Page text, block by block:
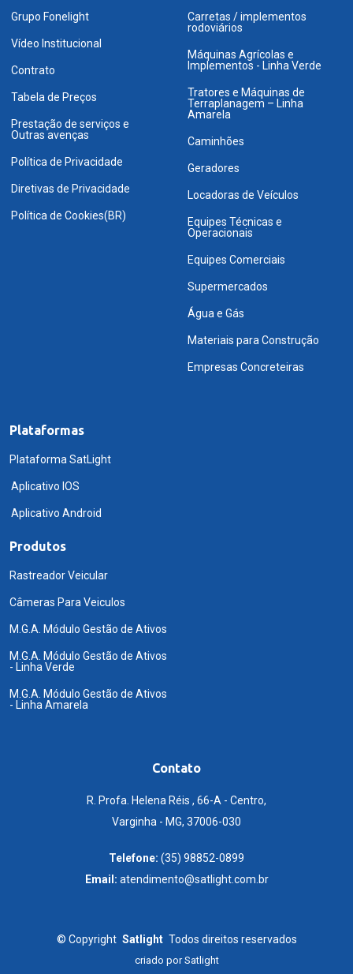
Grupo Fonelight
Vídeo Institucional
Contrato
Tabela de Preços
Prestação de serviços e
Outras avenças
Política de Privacidade
Diretivas de Privacidade
Política de Cookies(BR)
Carretas / implementos
rodoviários
Máquinas Agrícolas e
Implementos - Linha Verde
Tratores e Máquinas de
Terraplanagem – Linha
Amarela
Caminhões
Geradores
Locadoras de Veículos
Equipes Técnicas e
Operacionais
Equipes Comerciais
Supermercados
Água e Gás
Materiais para Construção
Empresas Concreteiras
Plataformas
Plataforma SatLight
Aplicativo IOS
Aplicativo Android
Produtos
Rastreador Veicular
Câmeras Para Veiculos
M.G.A. Módulo Gestão de Ativos
M.G.A. Módulo Gestão de Ativos
- Linha Verde
M.G.A. Módulo Gestão de Ativos
- Linha Amarela
Contato
R. Profa. Helena Réis , 66-A - Centro,
Varginha - MG, 37006-030
Telefone: (35) 98852-0899
Email: atendimento@satlight.com.br
© Copyright Satlight Todos direitos reservados
criado porSatlight